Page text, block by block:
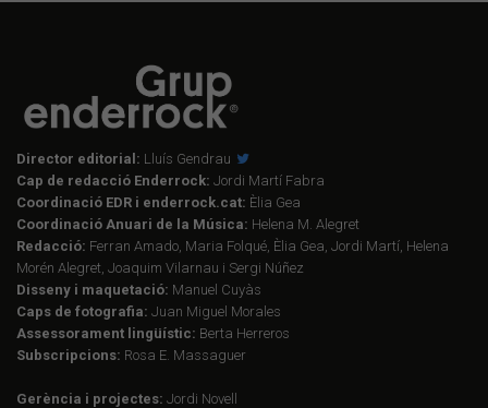
Director editorial: Lluís Gendrau
Cap de redacció Enderrock: Jordi Martí Fabra
Coordinació EDR i enderrock.cat: Èlia Gea
Coordinació Anuari de la Música: Helena M. Alegret
Redacció: Ferran Amado, Maria Folqué, Èlia Gea, Jordi Martí, Helena
Morén Alegret, Joaquim Vilarnau i Sergi Núñez
Disseny i maquetació: Manuel Cuyàs
Caps de fotografia: Juan Miguel Morales
Assessorament lingüístic: Berta Herreros
Subscripcions: Rosa E. Massaguer
Gerència i projectes: Jordi Novell